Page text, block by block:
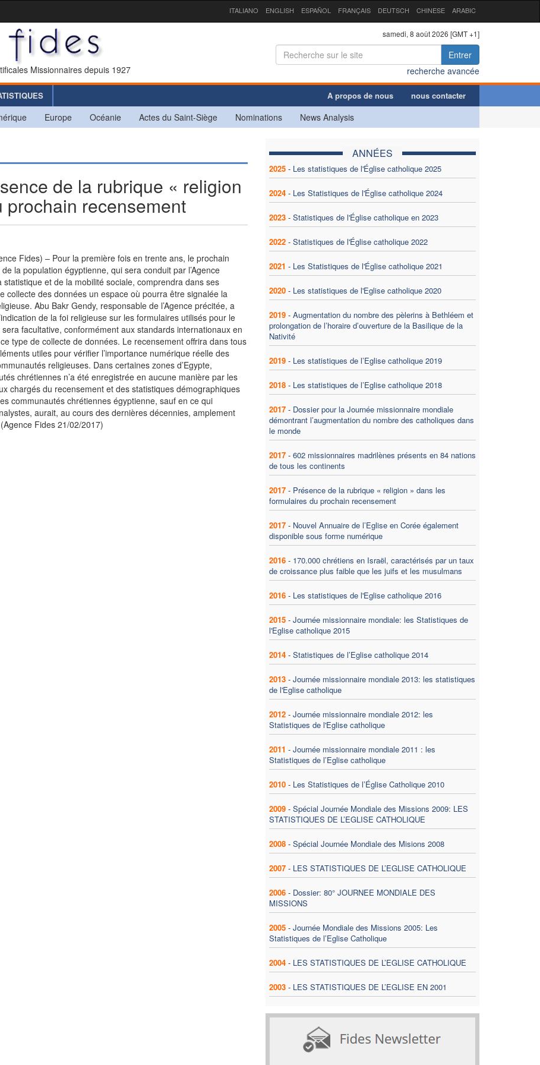
ITALIANO ENGLISH ESPAÑOL FRANÇAIS DEUTSCH CHINESE ARABIC
Missionnaires depuis 1927
samedi, 8 août 2026 [GMT +1]
Entrer
recherche avancée
A propos de nous nous contacter
Europe Océanie Actes du Saint-Siège Nominations News Analysis
de la rubrique « religion
recensement
Fides) – Pour la première fois en trente ans, le prochain
la population égyptienne, qui sera conduit par l’Agence
statistique et de la mobilité sociale, comprendra dans ses
collecte des données un espace où pourra être signalée la
Abu Bakr Gendy, responsable de l’Agence précitée, a
de la foi religieuse sur les formulaires utilisés pour le
facultative, conformément aux standards internationaux en
type de collecte de données. Le recensement offrira dans tous
utiles pour vérifier l’importance numérique réelle des
religieuses. Dans certaines zones d’Egypte,
chrétiennes n’a été enregistrée en aucune manière par les
chargés du recensement et des statistiques démographiques
communautés chrétiennes égyptienne, sauf en ce qui
aurait, au cours des dernières décennies, amplement
Fides 21/02/2017)
ANNÉES
2025 - Les statistiques de l'Église catholique 2025
2024 - Les Statistiques de l'Église catholique 2024
2023 - Statistiques de l'Église catholique en 2023
2022 - Statistiques de l'Église catholique 2022
2021 - Les Statistiques de l'Église catholique 2021
2020 - Les statistiques de l'Eglise catholique 2020
2019 - Augmentation du nombre des pèlerins à Bethléem et
prolongation de l’horaire d’ouverture de la Basilique de la
Nativité
2019 - Les statistiques de l’Eglise catholique 2019
2018 - Les statistiques de l’Eglise catholique 2018
2017 - Dossier pour la Journée missionnaire mondiale
démontrant l’augmentation du nombre des catholiques dans
le monde
2017 - 602 missionnaires madrilènes présents en 84 nations
de tous les continents
2017 - Présence de la rubrique « religion » dans les
formulaires du prochain recensement
2017 - Nouvel Annuaire de l’Eglise en Corée également
disponible sous forme numérique
2016 - 170.000 chrétiens en Israël, caractérisés par un taux
de croissance plus faible que les juifs et les musulmans
2016 - Les statistiques de l'Eglise catholique 2016
2015 - Journée missionnaire mondiale: les Statistiques de
l'Eglise catholique 2015
2014 - Statistiques de l’Eglise catholique 2014
2013 - Journée missionnaire mondiale 2013: les statistiques
de l'Eglise catholique
2012 - Journée missionnaire mondiale 2012: les
Statistiques de l'Eglise catholique
2011 - Journée missionnaire mondiale 2011 : les
Statistiques de l’Eglise catholique
2010 - Les Statistiques de l’Église Catholique 2010
2009 - Spécial Journée Mondiale des Missions 2009: LES
STATISTIQUES DE L’EGLISE CATHOLIQUE
2008 - Spécial Journée Mondiale des Misions 2008
2007 - LES STATISTIQUES DE L’EGLISE CATHOLIQUE
2006 - Dossier: 80° JOURNEE MONDIALE DES
MISSIONS
2005 - Journée Mondiale des Missions 2005: Les
Statistiques de l’Eglise Catholique
2004 - LES STATISTIQUES DE L’EGLISE CATHOLIQUE
2003 - LES STATISTIQUES DE L’EGLISE EN 2001